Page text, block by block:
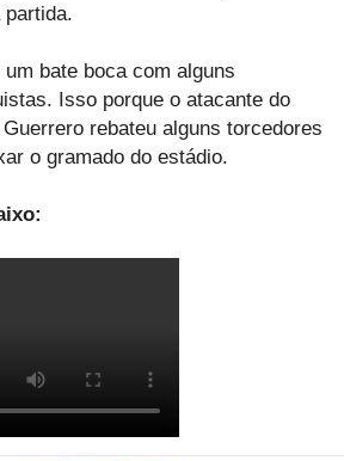
partida.
bate boca com alguns
Isso porque o atacante do
rebateu alguns torcedores
o gramado do estádio.